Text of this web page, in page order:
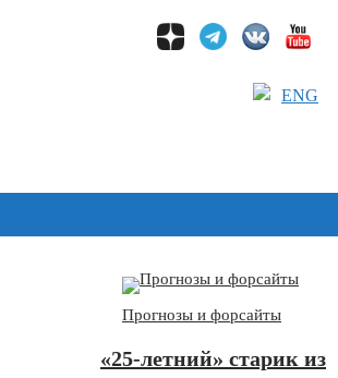
ENG
Прогнозы и форсайты
«25-летний» старик из